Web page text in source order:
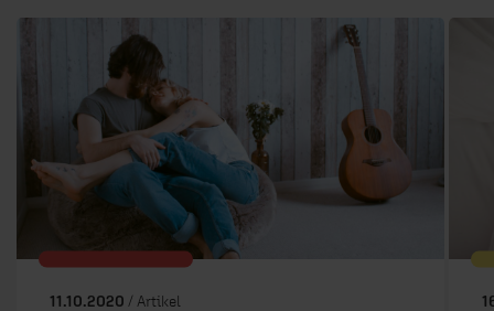
11.10.2020 / Artikel